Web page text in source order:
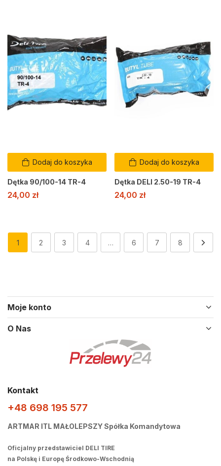
Dodaj do koszyka
Dętka 90/100-14 TR-4
24,00 zł
Dodaj do koszyka
Dętka DELI 2.50-19 TR-4
24,00 zł
1 2 3 4 … 6 7 8
Moje konto
O Nas
Kontakt
+48 698 195 577
ARTMAR ITL MAŁOLEPSZY Spółka Komandytowa
Oficjalny przedstawiciel DELI TIRE
na Polskę i Europę Środkowo-Wschodnią